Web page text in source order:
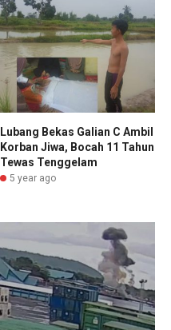
Lubang Bekas Galian C Ambil
Korban Jiwa, Bocah 11 Tahun
Tewas Tenggelam
5 year ago